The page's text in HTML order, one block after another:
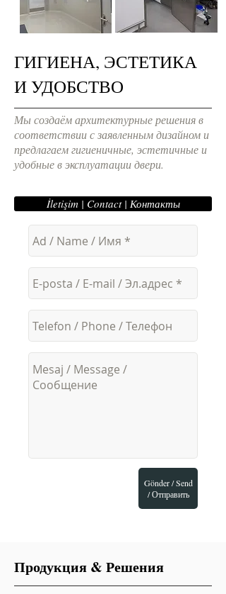
ГИГИЕНА, ЭСТЕТИКА
И УДОБСТВО
Мы создаём архитектурные решения в
соответствии с заявленным дизайном и
предлагаем гигиеничные, эстетичные и
удобные в эксплуатации двери.
İletişim | Contact | Контакты
Gönder / Send
/ Отправить
Продукция & Решения